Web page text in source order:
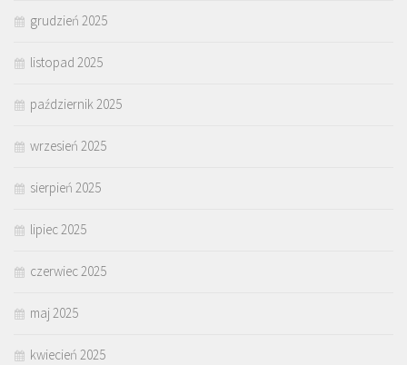
grudzień 2025
listopad 2025
październik 2025
wrzesień 2025
sierpień 2025
lipiec 2025
czerwiec 2025
maj 2025
kwiecień 2025